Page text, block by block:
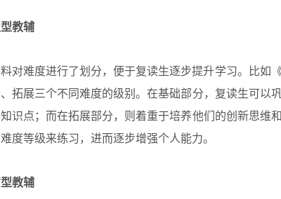
教辅
对难度进行了划分，便于复读生逐步提升学习。比如
拓展三个不同难度的级别。在基础部分，复读生可以
识点；而在拓展部分，则着重于培养他们的创新思维
度等级来练习，进而逐步增强个人能力。
教辅